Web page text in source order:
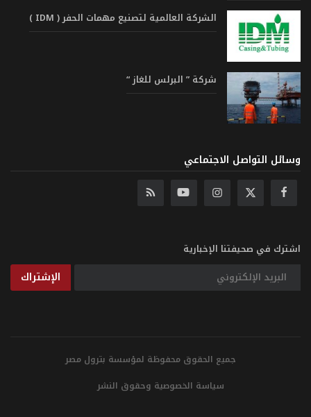
الشركة العالمية لتصنيع مهمات الحفر ( IDM )
شركة ” البرلس للغاز “
وسائل التواصل الاجتماعي
اشترك في صحيفتنا الإخبارية
الإشتراك
جميع الحقوق محفوظة لمؤسسة بترول مصر
سياسة الخصوصية وحقوق النشر